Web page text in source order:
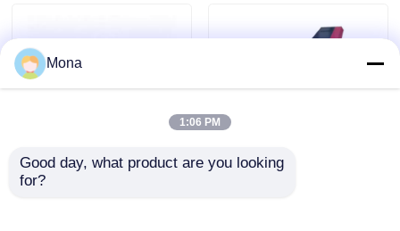
Contacteer ons
Ceramische slijtagevoering
15 mm dikke rubberen
Mona
1:06 PM
Good day, what product are you looking
for?